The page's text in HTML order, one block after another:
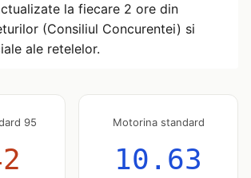
la fiecare 2 ore din
(Consiliul Concurentei) si
ale retelelor.
95 Motorina standard
10.63